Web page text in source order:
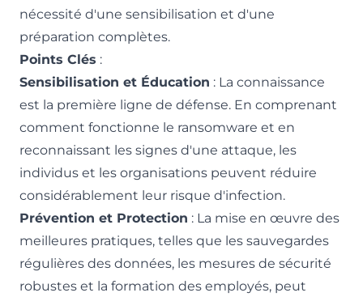
nécessité d'une sensibilisation et d'une
préparation complètes.
Points Clés :
Sensibilisation et Éducation : La connaissance
est la première ligne de défense. En comprenant
comment fonctionne le ransomware et en
reconnaissant les signes d'une attaque, les
individus et les organisations peuvent réduire
considérablement leur risque d'infection.
Prévention et Protection : La mise en œuvre des
meilleures pratiques, telles que les sauvegardes
régulières des données, les mesures de sécurité
robustes et la formation des employés, peut